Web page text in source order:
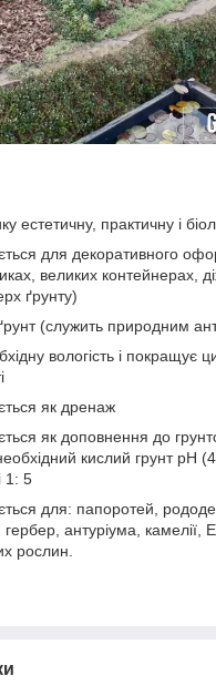
естетичну, практичну і
для декоративного
великих контейнерах,
ґрунту)
(служить природним
вологість і покращує
як дренаж
як доповнення до
кислий грунт рН
1: 5
для: папоротей,
антуріума, камелії,
рослин.